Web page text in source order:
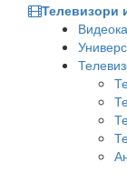
Телевизори